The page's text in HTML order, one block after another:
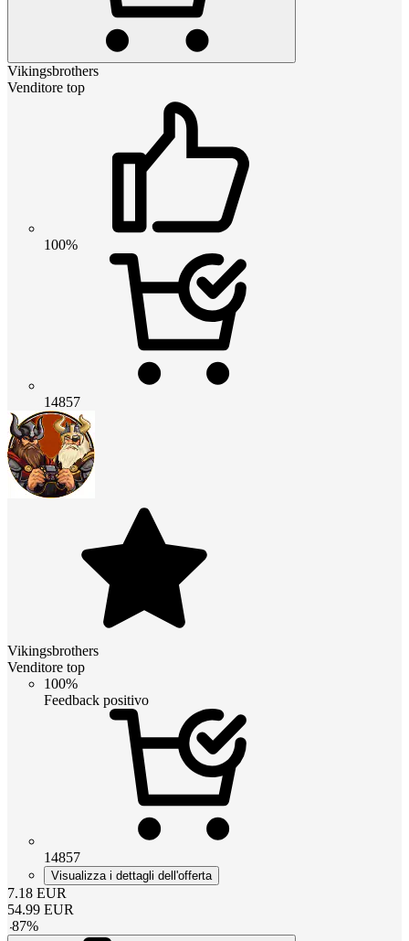
Vikingsbrothers
Venditore top
100%
14857
Vikingsbrothers
Venditore top
100%
Feedback positivo
14857
Visualizza i dettagli dell'offerta
7.18 EUR
54.99 EUR
-87%